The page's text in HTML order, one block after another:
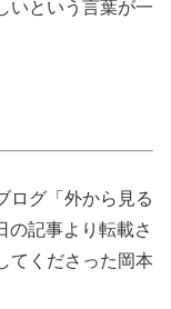
いという言葉が一
ログ「外から見る
の記事より転載さ
てくださった岡本